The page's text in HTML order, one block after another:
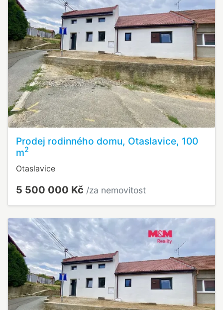
Prodej rodinného domu, Otaslavice, 100
m2
Otaslavice
5 500 000 Kč /za nemovitost